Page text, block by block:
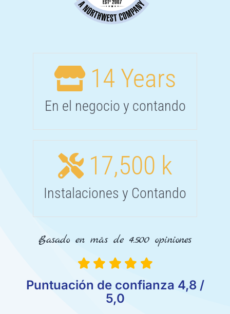
14 Years
En el negocio y contando
17,500 k
Instalaciones y Contando
Basado en más de 4.500 opiniones
Puntuación de confianza 4,8 /
5,0